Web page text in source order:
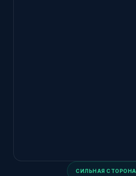
СИЛЬНАЯ СТОРОНА